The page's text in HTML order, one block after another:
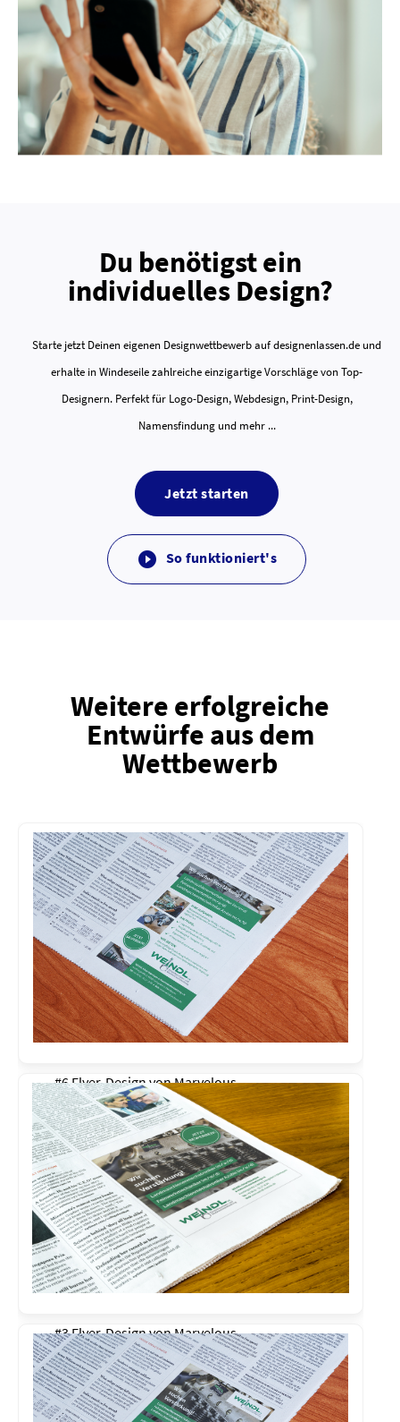
Du benötigst ein
individuelles Design?
Starte jetzt Deinen eigenen Designwettbewerb auf designenlassen.de und
erhalte in Windeseile zahlreiche einzigartige Vorschläge von Top-
Designern. Perfekt für Logo-Design, Webdesign, Print-Design,
Namensfindung und mehr ...
Jetzt starten
 So funktioniert's
Weitere erfolgreiche
Entwürfe aus dem
Wettbewerb
#6 Flyer-Design vonMarvelous
#3 Flyer-Design vonMarvelous